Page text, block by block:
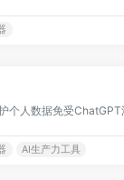
个人数据免受ChatGPT
AI生产力工具